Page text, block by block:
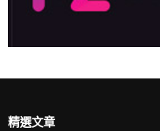
精選文章